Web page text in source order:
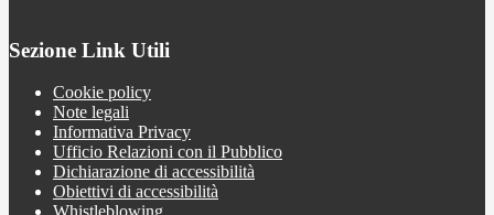
Sezione Link Utili
Cookie policy
Note legali
Informativa Privacy
Ufficio Relazioni con il Pubblico
Dichiarazione di accessibilità
Obiettivi di accessibilità